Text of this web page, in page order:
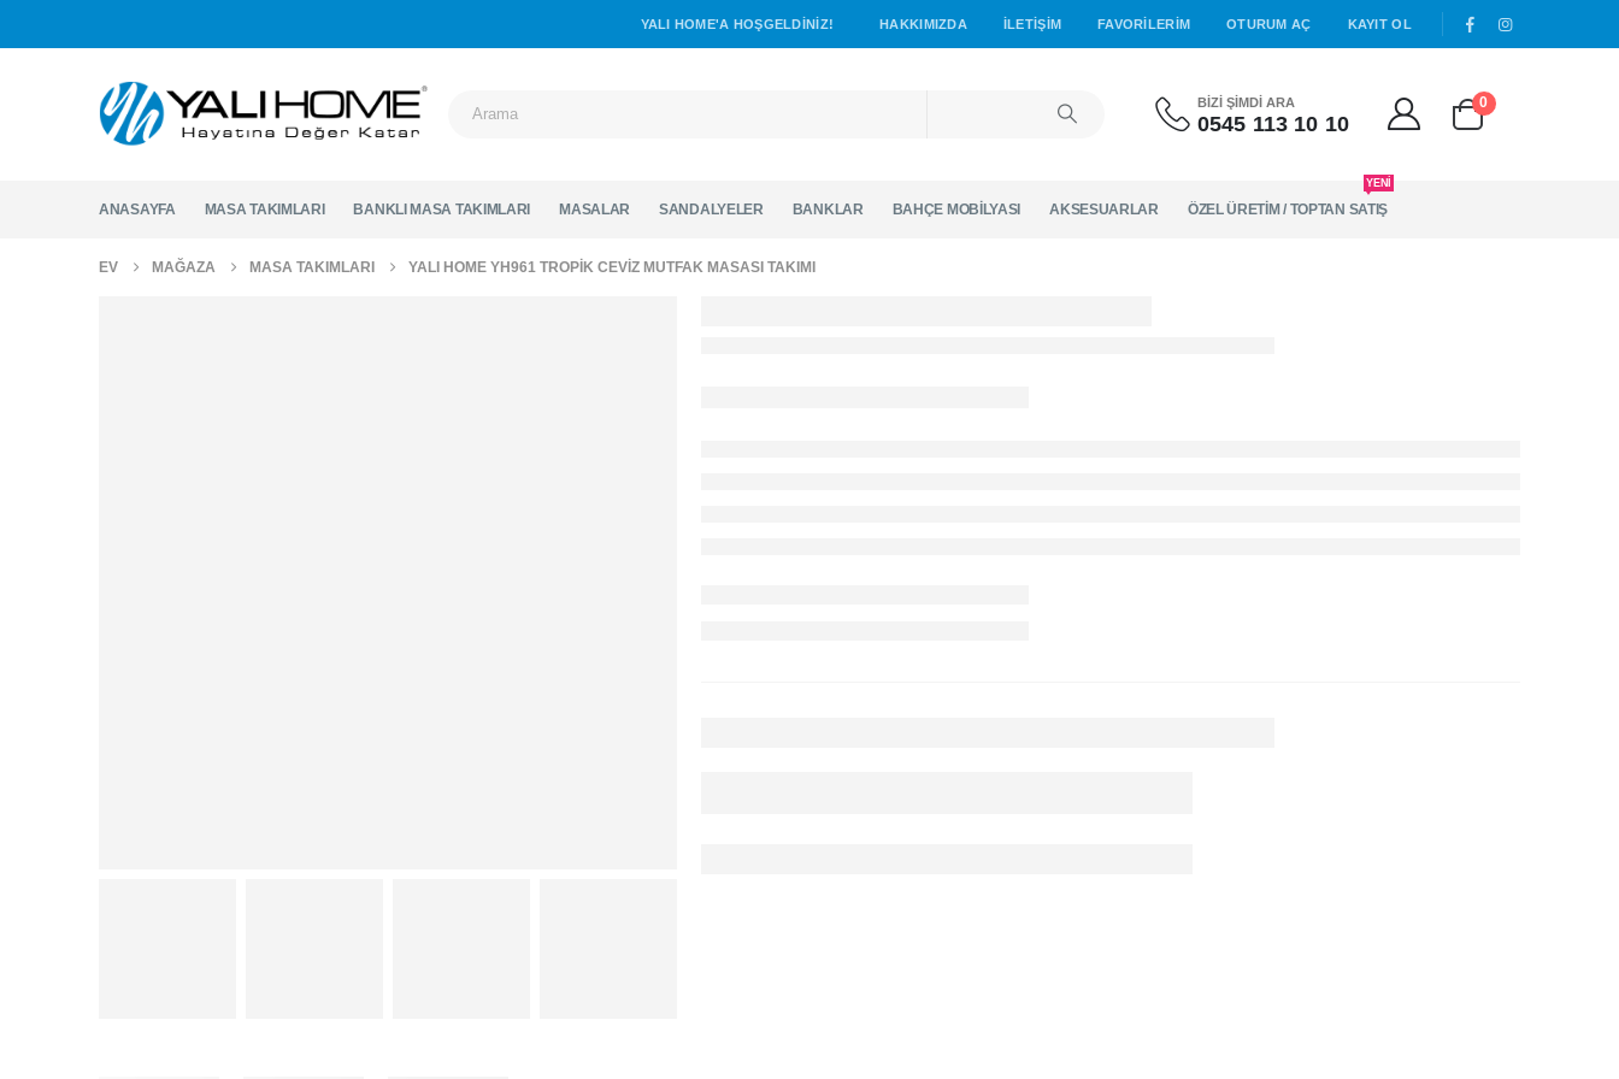
YALI HOME'A HOŞGELDİNİZ! HAKKIMIZDA İLETIŞIM FAVORILERIM OTURUM AÇ KAYIT OL
BİZİ ŞİMDİ ARA
0545 113 10 10
0
ANASAYFA MASA TAKIMLARI BANKLI MASA TAKIMLARI MASALAR SANDALYELER BANKLAR BAHÇE MOBİLYASI AKSESUARLAR ÖZEL ÜRETİM / TOPTAN SATIŞ
YENİ
EV MAĞAZA MASA TAKIMLARI YALI HOME YH961 TROPIK CEVIZ MUTFAK MASASI TAKIMI